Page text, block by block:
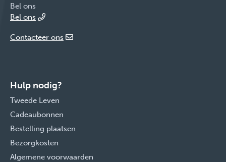
Bel ons
Bel ons
Contacteer ons
Hulp nodig?
Tweede Leven
Cadeaubonnen
Bestelling plaatsen
Bezorgkosten
Algemene voorwaarden